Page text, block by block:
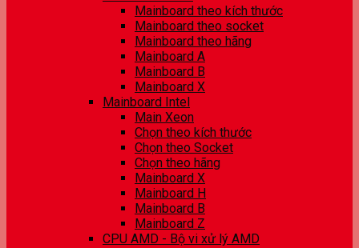
Mainboard theo kích thước
Mainboard theo socket
Mainboard theo hãng
Mainboard A
Mainboard B
Mainboard X
Mainboard Intel
Main Xeon
Chọn theo kích thước
Chọn theo Socket
Chọn theo hãng
Mainboard X
Mainboard H
Mainboard B
Mainboard Z
CPU AMD - Bộ vi xử lý AMD